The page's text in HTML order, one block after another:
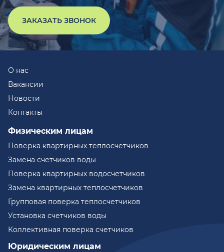
ЗАКАЗАТЬ ЗВОНОК
О нас
Вакансии
Новости
Контакты
Физическим лицам
Поверка квартирных теплосчетчиков
Замена счетчиков воды
Поверка квартирных водосчетчиков
Замена квартирных теплосчетчиков
Групповая поверка теплосчетчиков
Установка счетчиков воды
Коллективная поверка счетчиков
Юридическим лицам